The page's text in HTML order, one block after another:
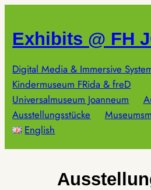
springen
Exhibits @ FH
Digital Media & Immersive
Kindermuseum FRida & freD
Universalmuseum Joanneum
Ausstellungsstücke
English